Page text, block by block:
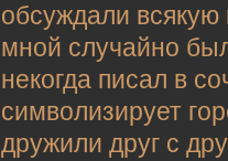
обсуждали
мной случайно
некогда писал в
символизирует
дружили друг с